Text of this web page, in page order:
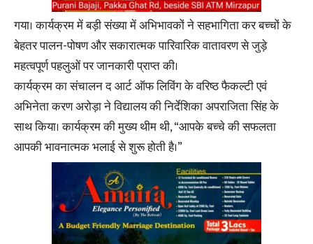
गया। कार्यक्रम में बड़ी संख्या में अभिभावकों ने सहभागिता कर बच्चों के
बेहतर पालन-पोषण और सकारात्मक पारिवारिक वातावरण से जुड़े
महत्वपूर्ण पहलुओं पर जानकारी प्राप्त की।
कार्यक्रम का संचालन द आर्ट ऑफ लिविंग के वरिष्ठ फैकल्टी एवं
अभिनेता करण अरोड़ा ने विद्यालय की निर्देशिका अपराजिता सिंह के
साथ किया। कार्यक्रम की मुख्य थीम थी, “आपके बच्चे की सफलता
आपकी भावनात्मक भलाई से शुरू होती है।”